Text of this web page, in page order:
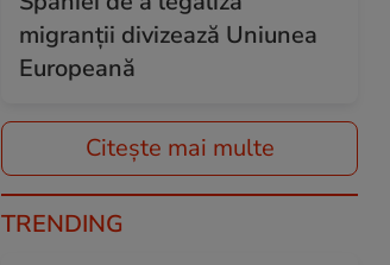
migranții divizează Uniunea
Europeană
Citește mai multe
TRENDING